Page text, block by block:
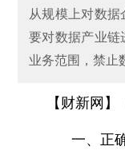
从规模上对数
要对数据产业链
业务范围，禁止
【财新网
一、正